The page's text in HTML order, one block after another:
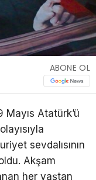
ABONE OL
Mayıs Atatürk’ü
sevdalısının
Akşam
her yaştan